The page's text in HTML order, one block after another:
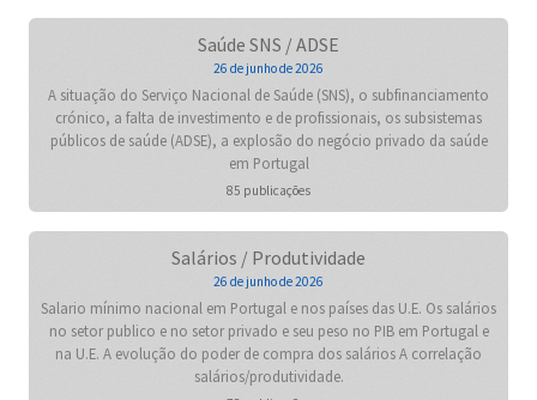
Saúde SNS / ADSE
26 de junho de 2026
A situação do Serviço Nacional de Saúde (SNS), o subfinanciamento
crónico, a falta de investimento e de profissionais, os subsistemas
públicos de saúde (ADSE), a explosão do negócio privado da saúde
em Portugal
85 publicações
Salários / Produtividade
26 de junho de 2026
Salario mínimo nacional em Portugal e nos países das U.E. Os salários
no setor publico e no setor privado e seu peso no PIB em Portugal e
na U.E. A evolução do poder de compra dos salários A correlação
salários/produtividade.